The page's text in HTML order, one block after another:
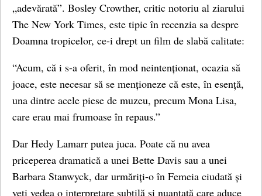
„adevărată”. Bosley Crowther, critic notoriu al ziarului
The New York Times, este tipic în recenzia sa despre
Doamna tropicelor, ce-i drept un film de slabă calitate:
“Acum, că i s-a oferit, în mod neintenționat, ocazia să
joace, este necesar să se menționeze că este, în esență,
una dintre acele piese de muzeu, precum Mona Lisa,
care erau mai frumoase în repaus.”
Dar Hedy Lamarr putea juca. Poate că nu avea
priceperea dramatică a unei Bette Davis sau a unei
Barbara Stanwyck, dar urmăriți-o în Femeia ciudată și
veți vedea o interpretare subtilă și nuanțată care aduce